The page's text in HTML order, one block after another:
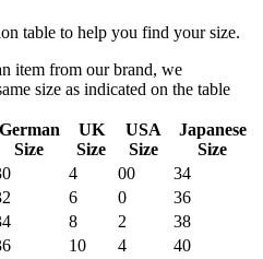
table to help you find your size.
item from our brand, we
size as indicated on the table
German
Size
UK
Size
USA
Size
Japanese
Size
4 00
34
6 0
36
8 2
38
10 4 40